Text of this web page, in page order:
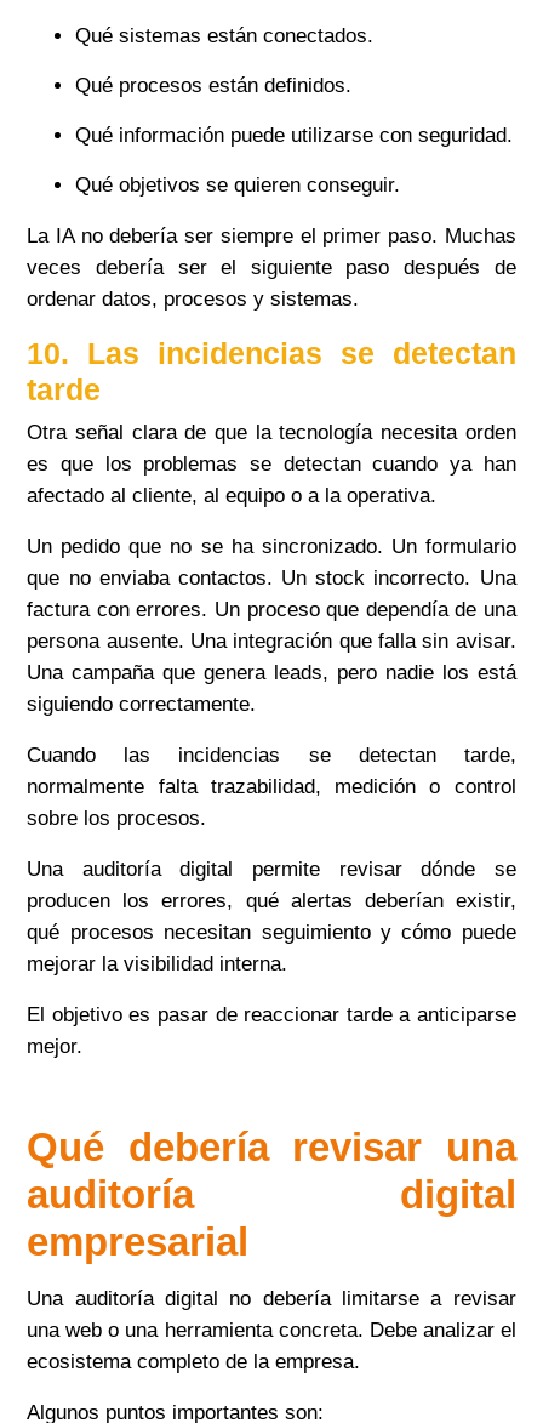
Qué sistemas están conectados.
Qué procesos están definidos.
Qué información puede utilizarse con seguridad.
Qué objetivos se quieren conseguir.
La IA no debería ser siempre el primer paso. Muchas
veces debería ser el siguiente paso después de
ordenar datos, procesos y sistemas.
10. Las incidencias se detectan
tarde
Otra señal clara de que la tecnología necesita orden
es que los problemas se detectan cuando ya han
afectado al cliente, al equipo o a la operativa.
Un pedido que no se ha sincronizado. Un formulario
que no enviaba contactos. Un stock incorrecto. Una
factura con errores. Un proceso que dependía de una
persona ausente. Una integración que falla sin avisar.
Una campaña que genera leads, pero nadie los está
siguiendo correctamente.
Cuando las incidencias se detectan tarde,
normalmente falta trazabilidad, medición o control
sobre los procesos.
Una auditoría digital permite revisar dónde se
producen los errores, qué alertas deberían existir,
qué procesos necesitan seguimiento y cómo puede
mejorar la visibilidad interna.
El objetivo es pasar de reaccionar tarde a anticiparse
mejor.
Qué debería revisar una
auditoría digital
empresarial
Una auditoría digital no debería limitarse a revisar
una web o una herramienta concreta. Debe analizar el
ecosistema completo de la empresa.
Algunos puntos importantes son: